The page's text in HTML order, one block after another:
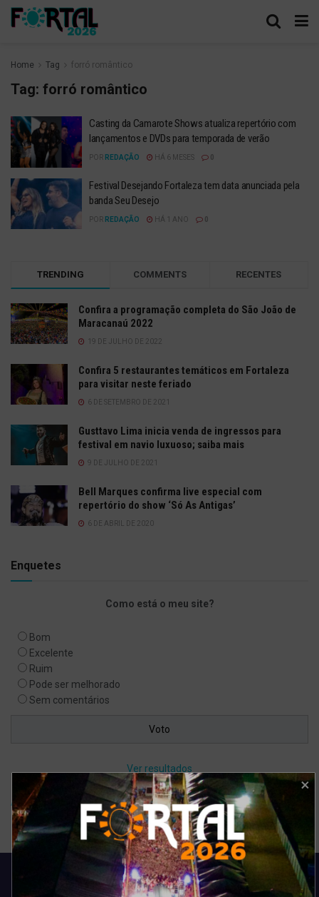
Home Tag forró romântico
Tag: forró romântico
Casting da Camarote Shows atualiza repertório com
lançamentos e DVDs para temporada de verão
POR REDAÇÃO HÁ 6 MESES
Festival Desejando Fortaleza tem data anunciada pela
banda Seu Desejo
POR REDAÇÃO HÁ 1 ANO
TRENDING COMMENTS RECENTES
Confira a programação completa do São João de
Maracanaú 2022
19 DE JULHO DE 2022
Confira 5 restaurantes temáticos em Fortaleza
para visitar neste feriado
6 DE SETEMBRO DE 2021
Gusttavo Lima inicia venda de ingressos para
festival em navio luxuoso; saiba mais
9 DE JULHO DE 2021
Bell Marques confirma live especial com
repertório do show ‘Só As Antigas’
6 DE ABRIL DE 2020
Enquetes
Como está o meu site?
Bom
Excelente
Ruim
Pode ser melhorado
Sem comentários
Ver resultados
Arquivo de enquete